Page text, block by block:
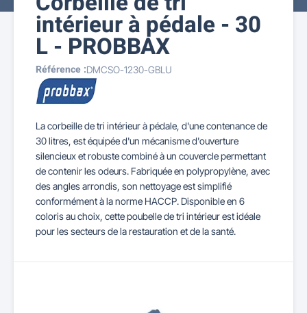
intérieur à pédale - 30
L - PROBBAX
Référence :DMCSO-1230-GBLU
La corbeille de tri intérieur à pédale, d'une contenance de
30 litres, est équipée d'un mécanisme d'ouverture
silencieux et robuste combiné à un couvercle permettant
de contenir les odeurs. Fabriquée en polypropylène, avec
des angles arrondis, son nettoyage est simplifié
conformément à la norme HACCP. Disponible en 6
coloris au choix, cette poubelle de tri intérieur est idéale
pour les secteurs de la restauration et de la santé.